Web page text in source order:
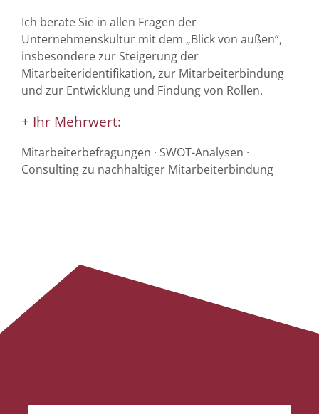
Ich berate Sie in allen Fragen der
Unternehmenskultur mit dem „Blick von außen“,
insbesondere zur Steigerung der
Mitarbeiteridentifikation, zur Mitarbeiterbindung
und zur Entwicklung und Findung von Rollen.
+ Ihr Mehrwert:
Mitarbeiterbefragungen · SWOT-Analysen ·
Consulting zu nachhaltiger Mitarbeiterbindung